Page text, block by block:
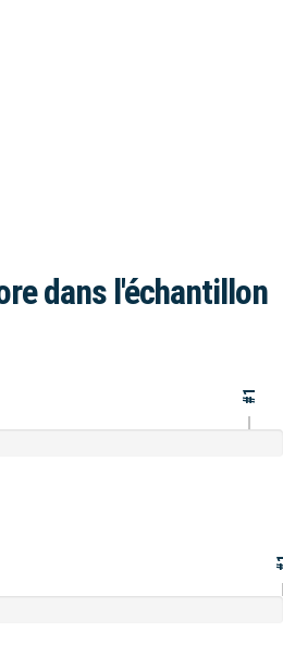
dans l'échantillon
#1